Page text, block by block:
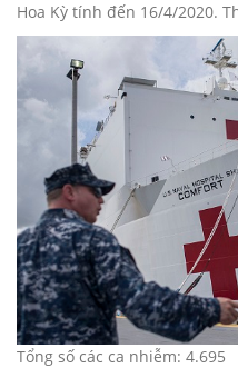
Hoa Kỳ tính đến 16/4/2020.
Tổng số các ca nhiễm: 4.695